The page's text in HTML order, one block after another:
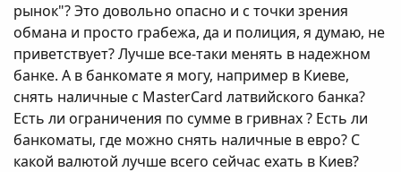
рынок"? Это довольно опасно и с точки зрения
обмана и просто грабежа, да и полиция, я думаю, не
приветствует? Лучше все-таки менять в надежном
банке. А в банкомате я могу, например в Киеве,
снять наличные с MasterCard латвийского банка?
Есть ли ограничения по сумме в гривнах ? Есть ли
банкоматы, где можно снять наличные в евро? С
какой валютой лучше всего сейчас ехать в Киев?